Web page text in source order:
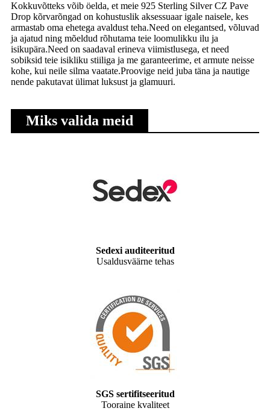
Kokkuvõtteks võib öelda, et meie 925 Sterling Silver CZ Pave
Drop kõrvarõngad on kohustuslik aksessuaar igale naisele, kes
armastab oma ehetega avaldust teha.Need on elegantsed, võluvad
ja ajatud ning mõeldud rõhutama teie loomulikku ilu ja
isikupära.Need on saadaval erineva viimistlusega, et need
sobiksid teie isikliku stiiliga ja me garanteerime, et armute neisse
kohe, kui neile silma vaatate.Proovige neid juba täna ja nautige
nende pakutavat ülimat luksust ja glamuuri.
Miks valida meid
Sedexi auditeeritud
Usaldusväärne tehas
SGS sertifitseeritud
Tooraine kvaliteet